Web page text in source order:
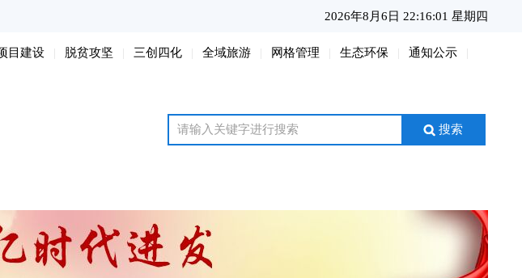
2026年8月6日 22:16:03 星期四
目建设 脱贫攻坚 三创四化 全域旅游 网格管理 生态环保 通知公示
搜索